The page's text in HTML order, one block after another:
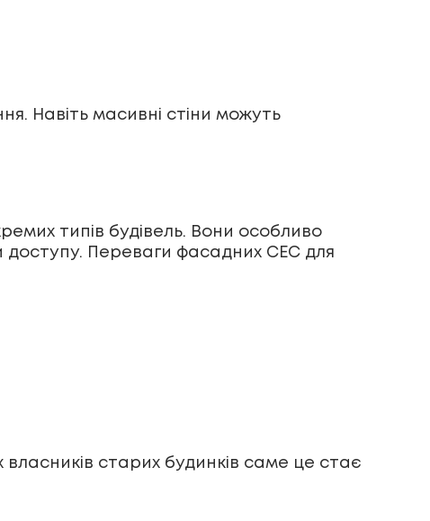
Навіть масивні стіни можуть
типів будівель. Вони особливо
доступу. Переваги фасадних СЕС для
старих будинків саме це стає